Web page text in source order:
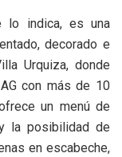
lo indica, es una
decorado e
Urquiza, donde
con más de 10
un menú de
la posibilidad de
en escabeche,